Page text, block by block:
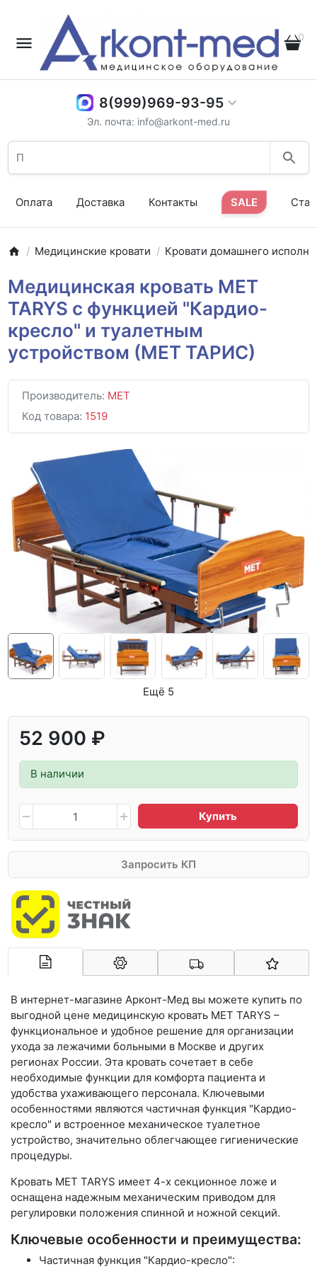
0
8(999)969-93-95
Эл. почта: info@arkont-med.ru
Оплата Доставка Контакты SALE
Медицинские кровати Кровати домашнего
Медицинская кровать MET
TARYS с функцией "Кардио-
кресло" и туалетным
устройством (МЕТ ТАРИС)
Производитель: MET
Код товара: 1519
Ещё 5
52 900 ₽
В наличии
Купить
Запросить КП
В интернет-магазине Арконт-Мед вы можете купить по
выгодной цене медицинскую кровать MET TARYS –
функциональное и удобное решение для организации
ухода за лежачими больными в Москве и других
регионах России. Эта кровать сочетает в себе
необходимые функции для комфорта пациента и
удобства ухаживающего персонала. Ключевыми
особенностями являются частичная функция "Кардио-
кресло" и встроенное механическое туалетное
устройство, значительно облегчающее гигиенические
процедуры.
Кровать MET TARYS имеет 4-х секционное ложе и
оснащена надежным механическим приводом для
регулировки положения спинной и ножной секций.
Ключевые особенности и преимущества:
Частичная функция "Кардио-кресло":